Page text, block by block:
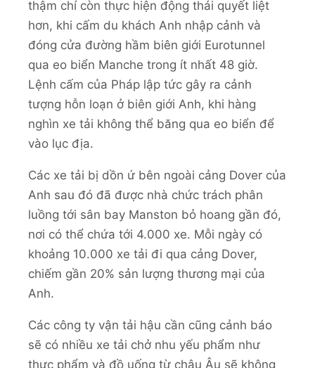
thậm chí còn thực hiện động thái quyết liệt
hơn, khi cấm du khách Anh nhập cảnh và
đóng cửa đường hầm biên giới Eurotunnel
qua eo biển Manche trong ít nhất 48 giờ.
Lệnh cấm của Pháp lập tức gây ra cảnh
tượng hỗn loạn ở biên giới Anh, khi hàng
nghìn xe tải không thể băng qua eo biển để
vào lục địa.
Các xe tải bị dồn ứ bên ngoài cảng Dover của
Anh sau đó đã được nhà chức trách phân
luồng tới sân bay Manston bỏ hoang gần đó,
nơi có thể chứa tới 4.000 xe. Mỗi ngày có
khoảng 10.000 xe tải đi qua cảng Dover,
chiếm gần 20% sản lượng thương mại của
Anh.
Các công ty vận tải hậu cần cũng cảnh báo
sẽ có nhiều xe tải chở nhu yếu phẩm như
thực phẩm và đồ uống từ châu Âu sẽ không